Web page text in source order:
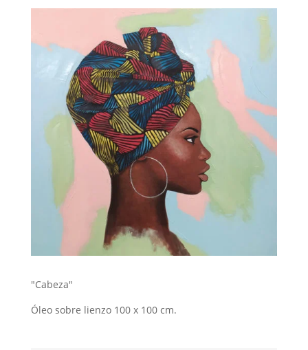
"Cabeza"
Óleo sobre lienzo 100 x 100 cm.